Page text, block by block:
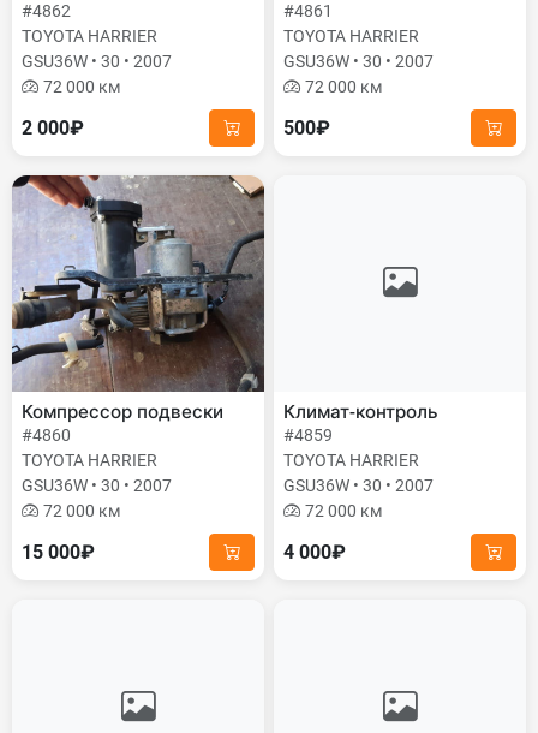
#4862
TOYOTA HARRIER
GSU36W • 30 • 2007
72 000 км
2 000₽
#4861
TOYOTA HARRIER
GSU36W • 30 • 2007
72 000 км
500₽
Компрессор подвески
#4860
TOYOTA HARRIER
GSU36W • 30 • 2007
72 000 км
15 000₽
Климат-контроль
#4859
TOYOTA HARRIER
GSU36W • 30 • 2007
72 000 км
4 000₽